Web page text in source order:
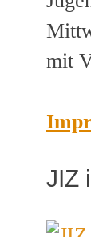
mit
JIZ